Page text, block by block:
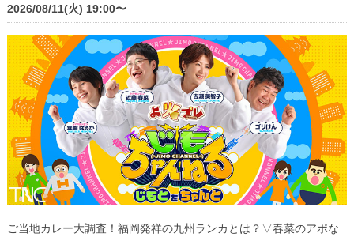
2026/08/11(火) 19:00〜
ご当地カレー大調査！福岡発祥の九州ランカとは？▽春菜のアポな